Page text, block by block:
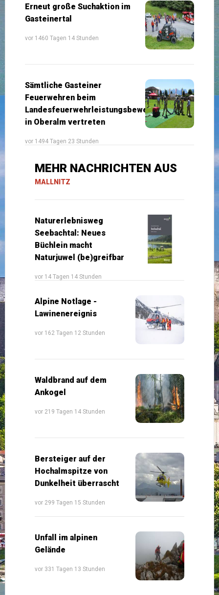
Erneut große Suchaktion im
Gasteinertal
vor 1460 Tagen 14 Stunden
Sämtliche Gasteiner
Feuerwehren beim
Landesfeuerwehrleistungsbewerb
in Oberalm vertreten
vor 1494 Tagen 23 Stunden
MEHR NACHRICHTEN AUS
MALLNITZ
Naturerlebnisweg
Seebachtal: Neues
Büchlein macht
Naturjuwel (be)greifbar
vor 14 Tagen 14 Stunden
Alpine Notlage -
Lawinenereignis
vor 162 Tagen 12 Stunden
Waldbrand auf dem
Ankogel
vor 219 Tagen 14 Stunden
Bersteiger auf der
Hochalmspitze von
Dunkelheit überrascht
vor 299 Tagen 15 Stunden
Unfall im alpinen
Gelände
vor 331 Tagen 13 Stunden